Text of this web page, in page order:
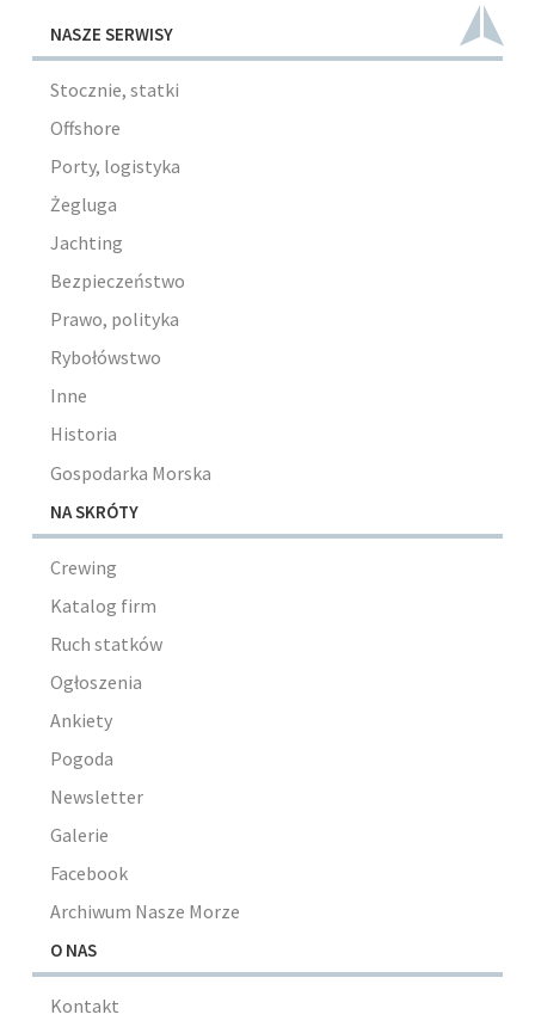
NASZE SERWISY
Stocznie, statki
Offshore
Porty, logistyka
Żegluga
Jachting
Bezpieczeństwo
Prawo, polityka
Rybołówstwo
Inne
Historia
Gospodarka Morska
NA SKRÓTY
Crewing
Katalog firm
Ruch statków
Ogłoszenia
Ankiety
Pogoda
Newsletter
Galerie
Facebook
Archiwum Nasze Morze
O NAS
Kontakt